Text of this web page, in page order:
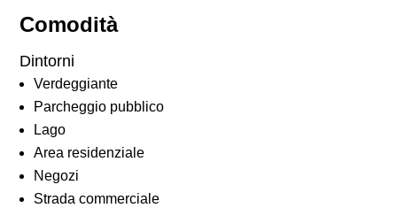
Comodità
Dintorni
Verdeggiante
Parcheggio pubblico
Lago
Area residenziale
Negozi
Strada commerciale